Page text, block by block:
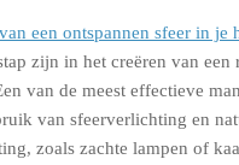
een ontspannen sfeer in je
zijn in het creëren van een
van de meest effectieve
van sfeerverlichting en
zoals zachte lampen of